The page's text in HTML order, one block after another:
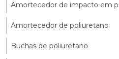
Amortecedor de impacto em
Amortecedor de poliuretano
Buchas de poliuretano